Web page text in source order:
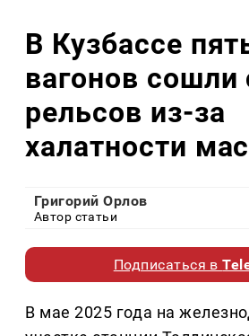
В Кузбассе
вагонов сошли
рельсов из-за
халатности
Григорий Орлов
Автор статьи
Подписаться в
В мае 2025 года на